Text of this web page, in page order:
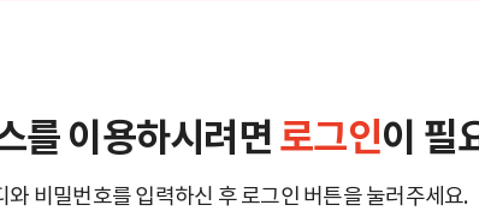
를 이용하시려면 로그인이 필
와 비밀번호를 입력하신 후 로그인 버튼을 눌러주세요.